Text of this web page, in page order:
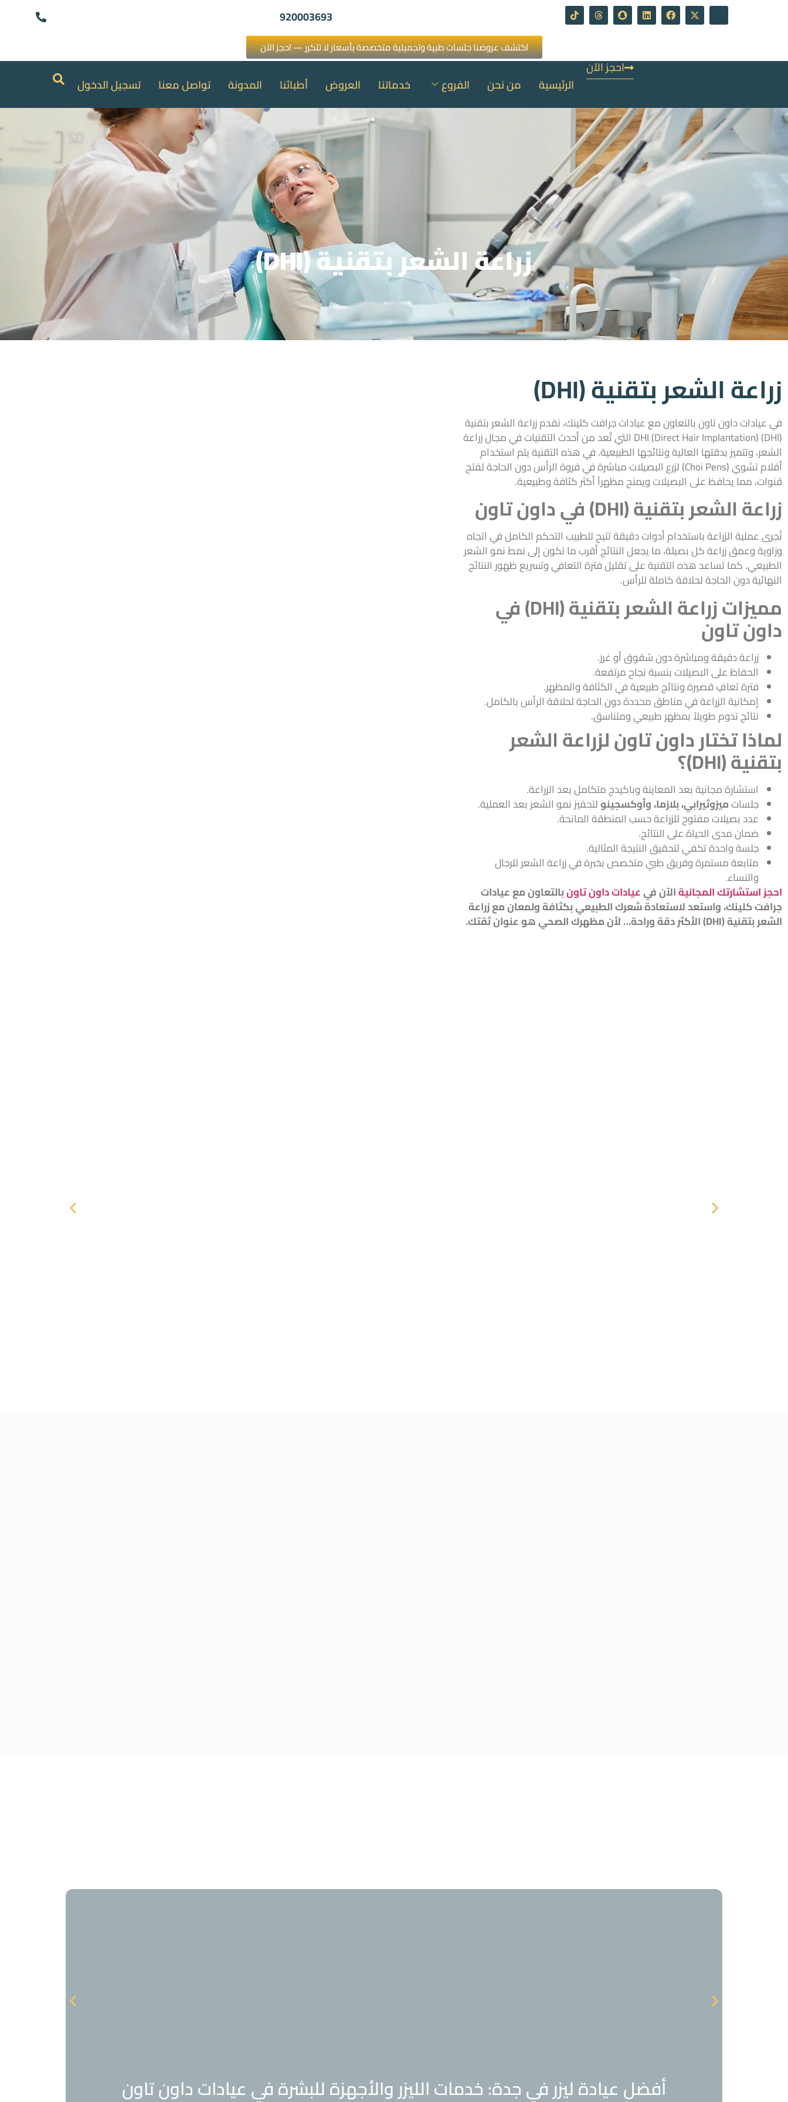
920003693
اكتشف عروضنا جلسات طبية وتجميلية متخصصة بأسعار لا تتكرر — احجز الآن
احجز الآن
الرئيسية
من نحن الفروع خدماتنا العروض أطبائنا المدونة تواصل معنا تسجيل الدخول
زراعة الشعر بتقنية (DHI)
زراعة الشعر بتقنية (DHI)
في عيادات داون تاون بالتعاون مع عيادات جرافت كلينك، نقدم زراعة الشعر بتقنية
(DHI) DHI (Direct Hair Implantation) التي تُعد من أحدث التقنيات في مجال زراعة
الشعر، وتتميز بدقتها العالية ونتائجها الطبيعية. في هذه التقنية يتم استخدام
أقلام تشوي (Choi Pens) لزرع البصيلات مباشرة في فروة الرأس دون الحاجة لفتح
قنوات، مما يحافظ على البصيلات ويمنح مظهراً أكثر كثافة وطبيعية.
زراعة الشعر بتقنية (DHI) في داون تاون
تُجرى عملية الزراعة باستخدام أدوات دقيقة تتيح للطبيب التحكم الكامل في اتجاه
وزاوية وعمق زراعة كل بصيلة، ما يجعل النتائج أقرب ما تكون إلى نمط نمو الشعر
الطبيعي. كما تساعد هذه التقنية على تقليل فترة التعافي وتسريع ظهور النتائج
النهائية دون الحاجة لحلاقة كاملة للرأس.
مميزات زراعة الشعر بتقنية (DHI) في
داون تاون
زراعة دقيقة ومباشرة دون شقوق أو غرز.
الحفاظ على البصيلات بنسبة نجاح مرتفعة.
فترة تعافٍ قصيرة ونتائج طبيعية في الكثافة والمظهر.
إمكانية الزراعة في مناطق محددة دون الحاجة لحلاقة الرأس بالكامل.
نتائج تدوم طويلاً بمظهر طبيعي ومتناسق.
لماذا تختار داون تاون لزراعة الشعر
بتقنية (DHI)؟
استشارة مجانية بعد المعاينة وباكيدج متكامل بعد الزراعة.
جلساتميزوثيرابي، بلازما، وأوكسجينولتحفيز نمو الشعر بعد العملية.
عدد بصيلات مفتوح للزراعة حسب المنطقة المانحة.
ضمان مدى الحياة على النتائج.
جلسة واحدة تكفي لتحقيق النتيجة المثالية.
متابعة مستمرة وفريق طبي متخصص بخبرة في زراعة الشعر للرجال
والنساء.
احجز استشارتك المجانيةالآن فيعيادات داون تاونبالتعاون مع عيادات
جرافت كلينك، واستعد لاستعادة شعرك الطبيعي بكثافة ولمعان مع زراعة
الشعر بتقنية (DHI) الأكثر دقة وراحة… لأن مظهرك الصحي هو عنوان ثقتك.
أفضل عيادة ليزر في جدة: خدمات الليزر والأجهزة للبشرة في عيادات داون تاون